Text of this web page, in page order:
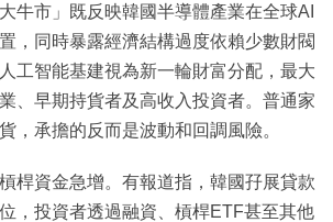
牛市」既反映韓國半導體產業在全球AI
，同時暴露經濟結構過度依賴少數財閥
工智能基建視為新一輪財富分配，最大
、早期持貨者及高收入投資者。普通家
，承擔的反而是波動和回調風險。
桿資金急增。有報道指，韓國孖展貸款
，投資者透過融資、槓桿ETF甚至其他